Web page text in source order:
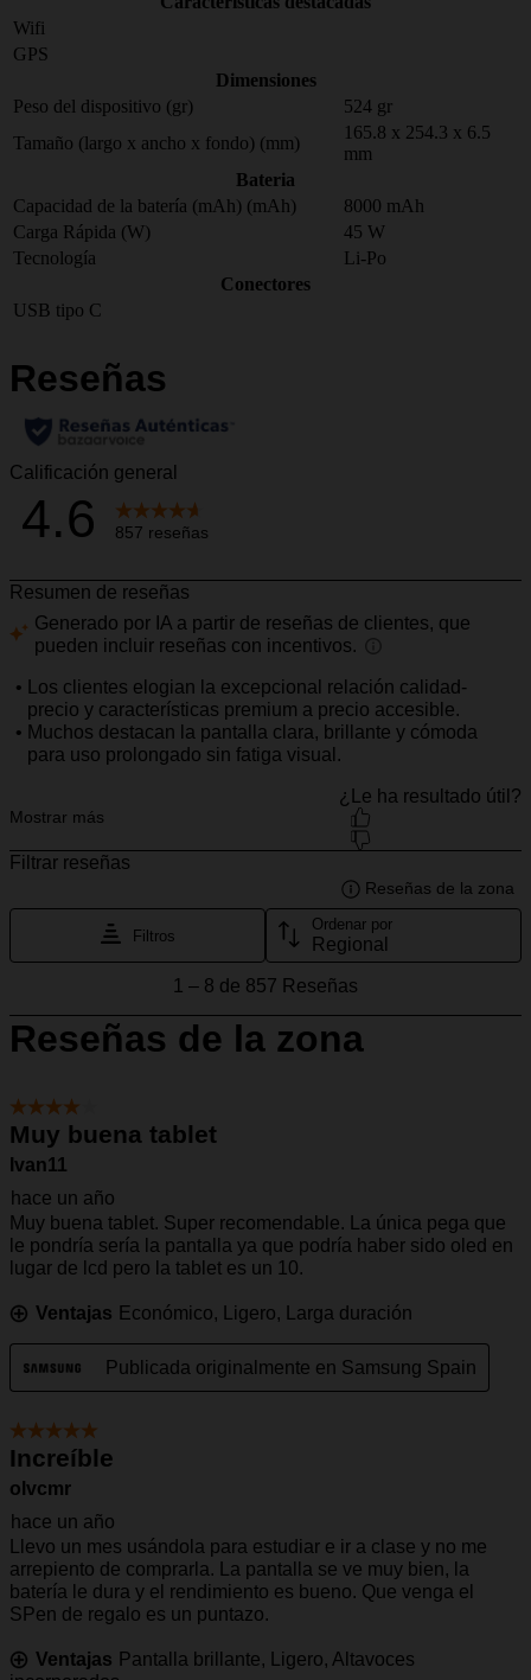
Wifi
GPS
Dimensiones
Peso del dispositivo (gr)
524 gr
Tamaño (largo x ancho x fondo) (mm)
165.8 x 254.3 x 6.5
mm
Bateria
Capacidad de la batería (mAh) (mAh)
8000 mAh
Carga Rápida (W)
45 W
Tecnología
Li-Po
Conectores
USB tipo C